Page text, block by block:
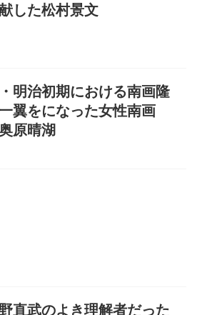
した松村景文
明治初期における南画隆
翼をになった女性南画
原晴湖
直武のよき理解者だった